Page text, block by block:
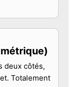
deux côtés,
Totalement